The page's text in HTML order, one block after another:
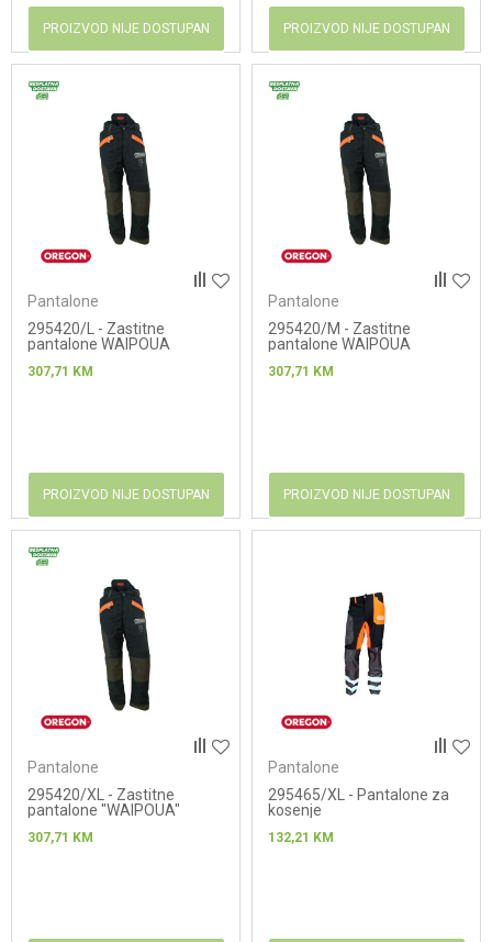
PROIZVOD NIJE DOSTUPAN PROIZVOD NIJE DOSTUPAN
Pantalone
295420/L - Zastitne
pantalone WAIPOUA
307,71 KM
PROIZVOD NIJE DOSTUPAN
Pantalone
295420/M - Zastitne
pantalone WAIPOUA
307,71 KM
PROIZVOD NIJE DOSTUPAN
Pantalone
295420/XL - Zastitne
pantalone "WAIPOUA"
307,71 KM
Pantalone
295465/XL - Pantalone za
kosenje
132,21 KM